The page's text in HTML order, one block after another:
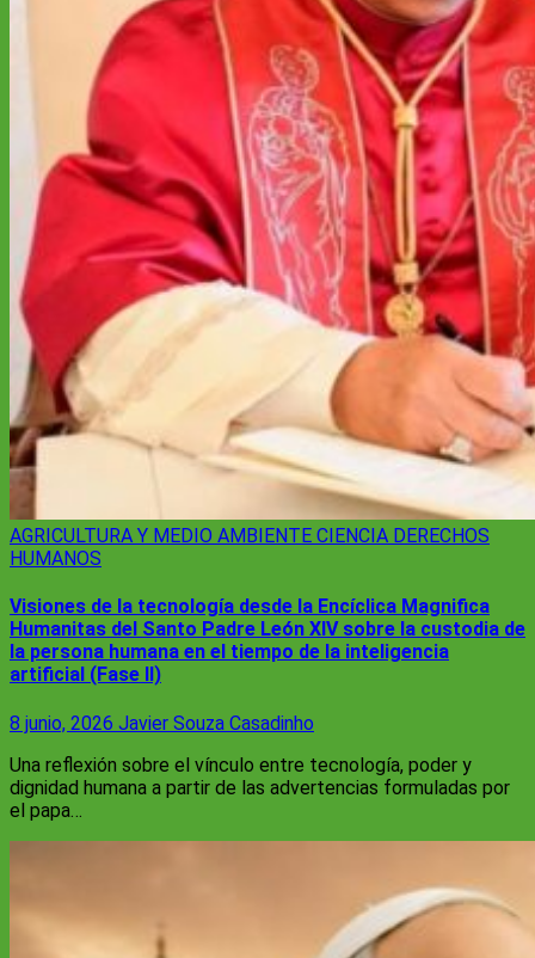
AGRICULTURA Y MEDIO AMBIENTE CIENCIA DERECHOS
HUMANOS
Visiones de la tecnología desde la Encíclica Magnifica
Humanitas del Santo Padre León XIV sobre la custodia de
la persona humana en el tiempo de la inteligencia
artificial (Fase II)
8 junio, 2026 Javier Souza Casadinho
Una reflexión sobre el vínculo entre tecnología, poder y
dignidad humana a partir de las advertencias formuladas por
el papa…